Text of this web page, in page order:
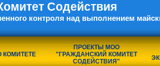
Содействия
контроля над выполнением
КОМИТЕТЕ
ПРОЕКТЫ МОО
"ГРАЖДАНСКИЙ КОМИТЕТ
СОДЕЙСТВИЯ"